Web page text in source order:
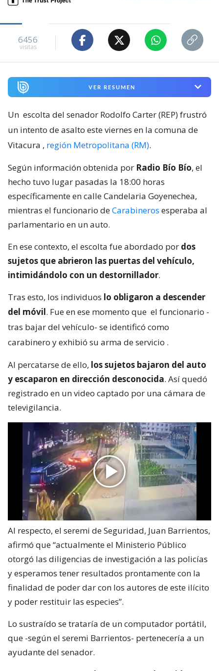
6456
visitas
VER RESUMEN
Un escolta del senador Rodolfo Carter (REP) frustró
un intento de asalto este viernes en la comuna de
Vitacura , región Metropolitana (RM).
Según información obtenida por Radio Bío Bío, el
hecho tuvo lugar pasadas la 18:00 horas
específicamente en calle Candelaria Goyenechea,
mientras el funcionario deCarabineros esperaba al
parlamentario en un auto.
En ese contexto, el escolta fue abordado por dos
sujetos que abrieron las puertas del vehículo,
intimidándolo con un destornillador.
Tras esto, los individuos lo obligaron a descender
del móvil. Fue en ese momento que el funcionario -
tras bajar del vehículo- se identificó como
carabinero y exhibió su arma de servicio .
Al percatarse de ello, los sujetos bajaron del auto
y escaparon en dirección desconocida. Así quedó
registrado en un video captado por una cámara de
televigilancia.
Al respecto, el seremi de Seguridad, Juan Barrientos,
afirmó que “actualmente el Ministerio Público
otorgó las diligencias de investigación a las policías
y esperamos tener resultados prontamente con la
finalidad de poder dar con los autores de este ilícito
y poder restituir las especies”.
Lo sustraído se trataría de un computador portátil,
que -según el seremi Barrientos- pertenecería a un
ayudante del senador.